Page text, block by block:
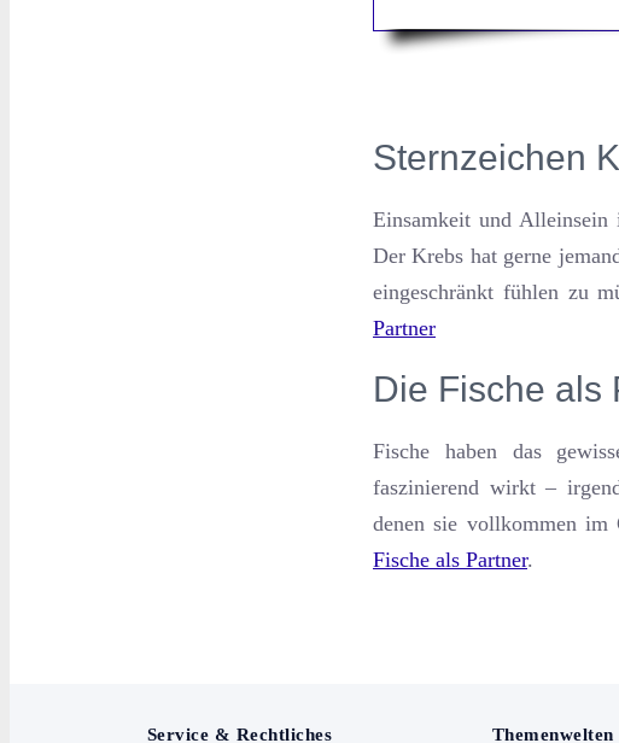
Sternzeichen
Einsamkeit und Alleinsein
Der Krebs hat gerne
eingeschränkt fühlen zu
Partner
Die Fische als
Fische haben das
faszinierend wirkt –
denen sie vollkommen
Fische als Partner.
Service & Rechtliches Themenwelten